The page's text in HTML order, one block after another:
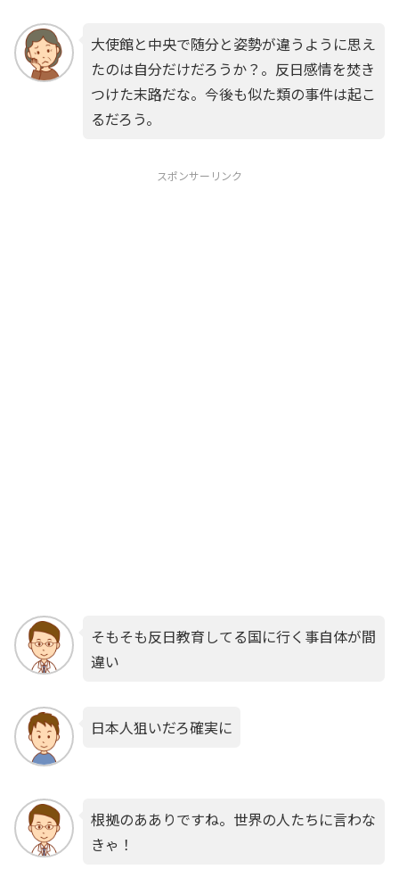
大使館と中央で随分と姿勢が違うように思え
たのは自分だけだろうか？。反日感情を焚き
つけた末路だな。今後も似た類の事件は起こ
るだろう。
スポンサーリンク
そもそも反日教育してる国に行く事自体が間
違い
日本人狙いだろ確実に
根拠のあありですね。世界の人たちに言わな
きゃ！